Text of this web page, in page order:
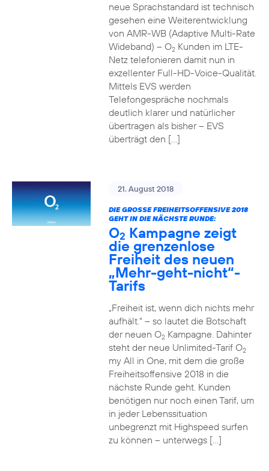
neue Sprachstandard ist technisch
gesehen eine Weiterentwicklung
von AMR-WB (Adaptive Multi-Rate
Wideband) – O2Kunden im LTE-
Netz telefonieren damit nun in
exzellenter Full-HD-Voice-Qualität.
Mittels EVS werden
Telefongespräche nochmals
deutlich klarer und natürlicher
übertragen als bisher – EVS
überträgt den […]
21. August 2018
DIE GROSSE FREIHEITSOFFENSIVE 2018 G
EHT IN DIE NÄCHSTE RUNDE:
O2 Kampagne zeigt
die grenzenlose
Freiheit des neuen
„Mehr-geht-nicht“-
Tarifs
„Freiheit ist, wenn dich nichts mehr
aufhält.“ – so lautet die Botschaft
der neuen O2Kampagne. Dahinter
steht der neue Unlimited-Tarif O2
my All in One, mit dem die große
Freiheitsoffensive 2018 in die
nächste Runde geht. Kunden
benötigen nur noch einen Tarif, um
in jeder Lebenssituation
unbegrenzt mit Highspeed surfen
zu können – unterwegs […]